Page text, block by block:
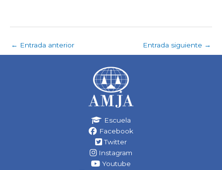
← Entrada anterior Entrada siguiente →
Escuela
Facebook
Twitter
Instagram
Youtube